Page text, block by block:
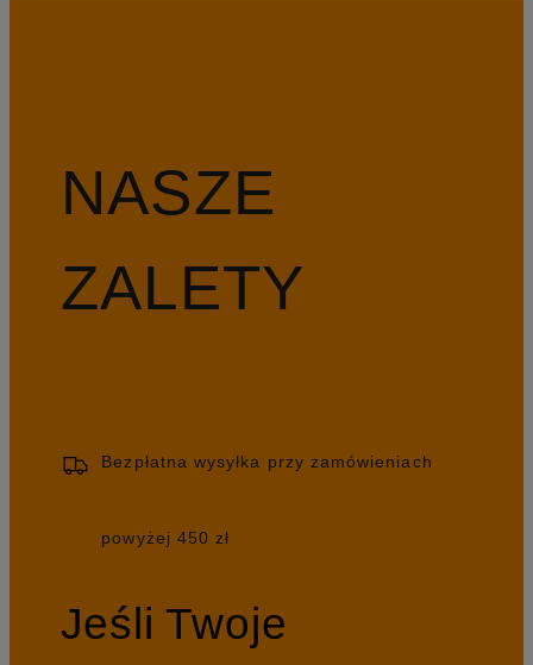
NASZE
ZALETY
Bezpłatna wysyłka przy zamówieniach
powyżej 450 zł
Jeśli Twoje